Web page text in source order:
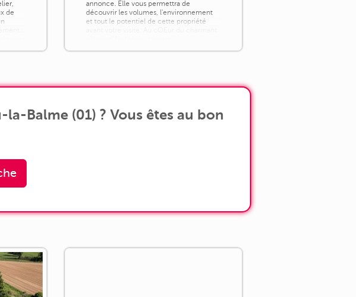
de
annonce. Elle vous permettra de
découvrir les volumes, l'environnement
et tout le potentiel de cette propriété
Balme (01) ? Vous êtes au bon